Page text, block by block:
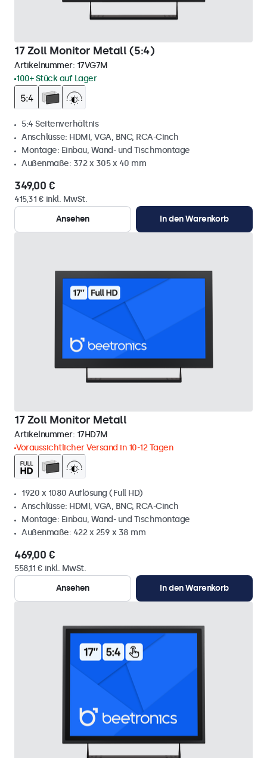
17 Zoll Monitor Metall (5:4)
Artikelnummer: 17VG7M
100+ Stück auf Lager
5:4 Seitenverhältnis
Anschlüsse: HDMI, VGA, BNC, RCA-Cinch
Montage: Einbau, Wand- und Tischmontage
Außenmaße: 372 x 305 x 40 mm
349,00 €
415,31 € inkl. MwSt.
Ansehen
In den Warenkorb
17 Zoll Monitor Metall
Artikelnummer: 17HD7M
Voraussichtlicher Versand in 10-12 Tagen
1920 x 1080 Auflösung (Full HD)
Anschlüsse: HDMI, VGA, BNC, RCA-Cinch
Montage: Einbau, Wand- und Tischmontage
Außenmaße: 422 x 259 x 38 mm
469,00 €
558,11 € inkl. MwSt.
Ansehen
In den Warenkorb